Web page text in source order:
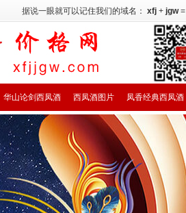
据说一眼就可以记住我们的域名： xfj + jgw=
华山论剑西凤酒 西凤酒图片 凤香经典西凤酒